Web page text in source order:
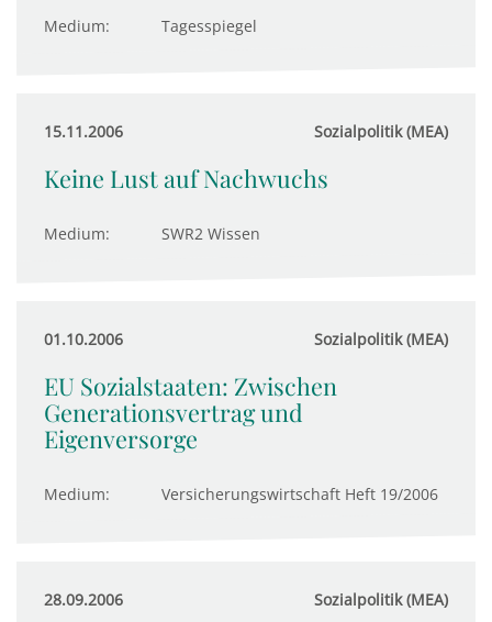
Medium: Tagesspiegel
15.11.2006 Sozialpolitik (MEA)
Keine Lust auf Nachwuchs
Medium: SWR2 Wissen
01.10.2006 Sozialpolitik (MEA)
EU Sozialstaaten: Zwischen
Generationsvertrag und
Eigenversorge
Medium: Versicherungswirtschaft Heft 19/2006
28.09.2006 Sozialpolitik (MEA)